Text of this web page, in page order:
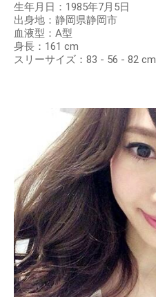
生年月日：1985年7月5日
出身地：静岡県静岡市
血液型：A型
身長：161 cm
スリーサイズ：83 - 56 - 82 cm